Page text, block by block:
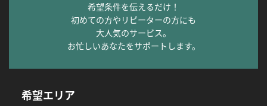
希望条件を伝えるだけ！
初めての方やリピーターの方にも
大人気のサービス。
お忙しいあなたをサポートします。
希望エリア